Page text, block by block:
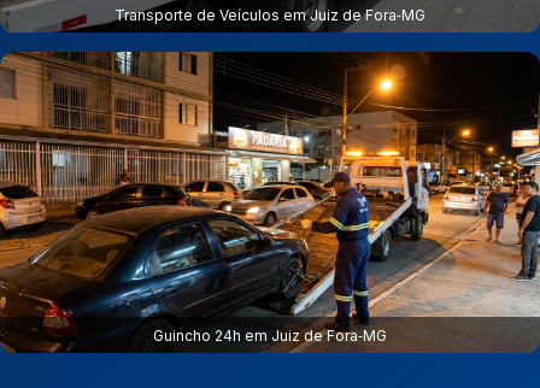
Transporte de Veículos em Juiz de Fora‑MG
Guincho 24h em Juiz de Fora‑MG